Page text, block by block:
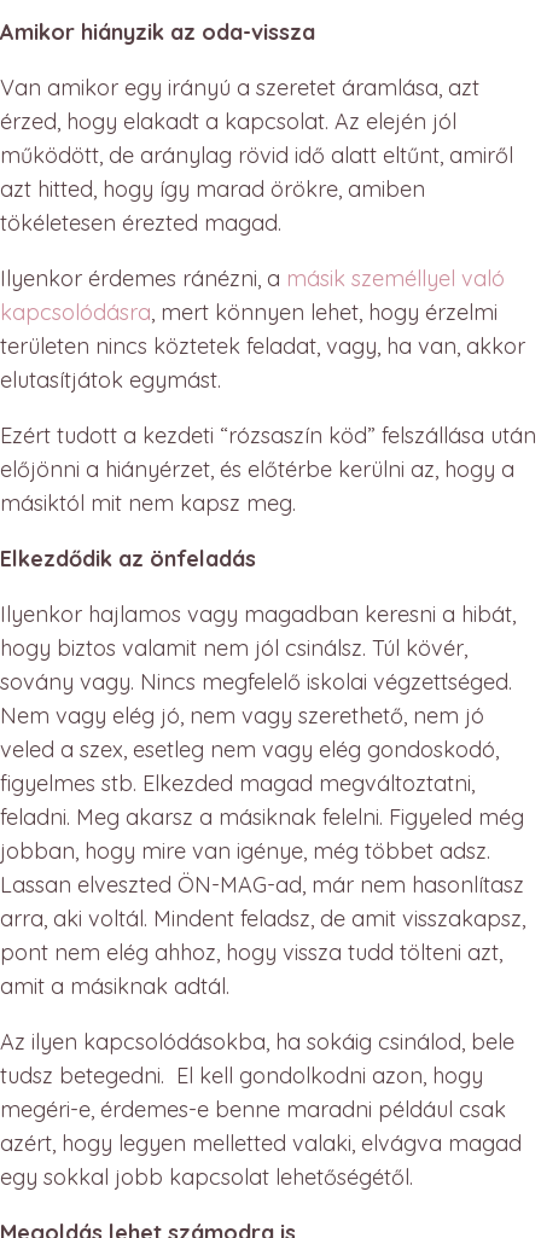
Amikor hiányzik az oda-vissza
Van amikor egy irányú a szeretet áramlása, azt
érzed, hogy elakadt a kapcsolat. Az elején jól
működött, de aránylag rövid idő alatt eltűnt, amiről
azt hitted, hogy így marad örökre, amiben
tökéletesen érezted magad.
Ilyenkor érdemes ránézni, a másik személlyel való
kapcsolódásra, mert könnyen lehet, hogy érzelmi
területen nincs köztetek feladat, vagy, ha van, akkor
elutasítjátok egymást.
Ezért tudott a kezdeti “rózsaszín köd” felszállása után
előjönni a hiányérzet, és előtérbe kerülni az, hogy a
másiktól mit nem kapsz meg.
Elkezdődik az önfeladás
Ilyenkor hajlamos vagy magadban keresni a hibát,
hogy biztos valamit nem jól csinálsz. Túl kövér,
sovány vagy. Nincs megfelelő iskolai végzettséged.
Nem vagy elég jó, nem vagy szerethető, nem jó
veled a szex, esetleg nem vagy elég gondoskodó,
figyelmes stb. Elkezded magad megváltoztatni,
feladni. Meg akarsz a másiknak felelni. Figyeled még
jobban, hogy mire van igénye, még többet adsz.
Lassan elveszted ÖN-MAG-ad, már nem hasonlítasz
arra, aki voltál. Mindent feladsz, de amit visszakapsz,
pont nem elég ahhoz, hogy vissza tudd tölteni azt,
amit a másiknak adtál.
Az ilyen kapcsolódásokba, ha sokáig csinálod, bele
tudsz betegedni. El kell gondolkodni azon, hogy
megéri-e, érdemes-e benne maradni például csak
azért, hogy legyen melletted valaki, elvágva magad
egy sokkal jobb kapcsolat lehetőségétől.